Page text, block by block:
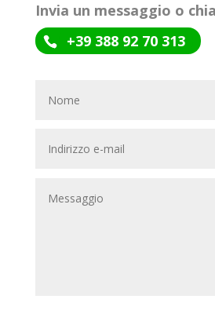
Invia un messaggio o
+39 388 92 70 313